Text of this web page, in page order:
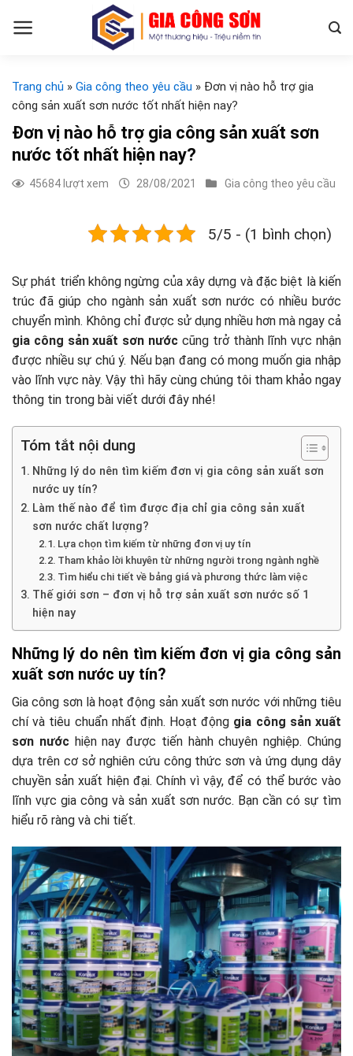
Trang chủ » Gia công theo yêu cầu » Đơn vị nào hỗ trợ gia
công sản xuất sơn nước tốt nhất hiện nay?
Đơn vị nào hỗ trợ gia công sản xuất sơn
nước tốt nhất hiện nay?
45684 lượt xem 28/08/2021 Gia công theo yêu cầu
5/5 - (1 bình chọn)
Sự phát triển không ngừng của xây dựng và đặc biệt là kiến
trúc đã giúp cho ngành sản xuất sơn nước có nhiều bước
chuyển mình. Không chỉ được sử dụng nhiều hơn mà ngay cả
gia công sản xuất sơn nước cũng trở thành lĩnh vực nhận
được nhiều sự chú ý. Nếu bạn đang có mong muốn gia nhập
vào lĩnh vực này. Vậy thì hãy cùng chúng tôi tham khảo ngay
thông tin trong bài viết dưới đây nhé!
Tóm tắt nội dung
Những lý do nên tìm kiếm đơn vị gia công sản xuất sơn
nước uy tín?
Làm thế nào để tìm được địa chỉ gia công sản xuất
sơn nước chất lượng?
Lựa chọn tìm kiếm từ những đơn vị uy tín
Tham khảo lời khuyên từ những người trong ngành nghề
Tìm hiểu chi tiết về bảng giá và phương thức làm việc
Thế giới sơn – đơn vị hỗ trợ sản xuất sơn nước số 1
hiện nay
Những lý do nên tìm kiếm đơn vị gia công sản
xuất sơn nước uy tín?
Gia công sơn là hoạt động sản xuất sơn nước với những tiêu
chí và tiêu chuẩn nhất định. Hoạt động gia công sản xuất
sơn nước hiện nay được tiến hành chuyên nghiệp. Chúng
dựa trên cơ sở nghiên cứu công thức sơn và ứng dụng dây
chuyền sản xuất hiện đại. Chính vì vậy, để có thể bước vào
lĩnh vực gia công và sản xuất sơn nước. Bạn cần có sự tìm
hiểu rõ ràng và chi tiết.